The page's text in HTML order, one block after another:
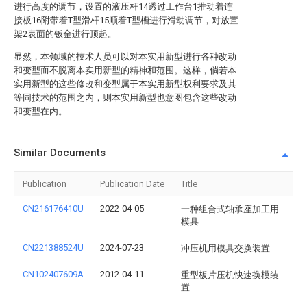
进行高度的调节，设置的液压杆14透过工作台1推动着连
接板16附带着T型滑杆15顺着T型槽进行滑动调节，对放置
架2表面的钣金进行顶起。
显然，本领域的技术人员可以对本实用新型进行各种改动
和变型而不脱离本实用新型的精神和范围。这样，倘若本
实用新型的这些修改和变型属于本实用新型权利要求及其
等同技术的范围之内，则本实用新型也意图包含这些改动
和变型在内。
Similar Documents
Publication Publication Date Title
CN216176410U 2022-04-05
一种组合式轴承座加工用
模具
CN221388524U 2024-07-23 冲压机用模具交换装置
CN102407609A 2012-04-11
重型板片压机快速换模装
置